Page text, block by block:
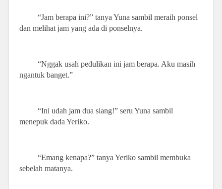
“Jam berapa ini?” tanya Yuna sambil meraih ponsel
dan melihat jam yang ada di ponselnya.
“Nggak usah pedulikan ini jam berapa. Aku masih
ngantuk banget.”
“Ini udah jam dua siang!” seru Yuna sambil
menepuk dada Yeriko.
“Emang kenapa?” tanya Yeriko sambil membuka
sebelah matanya.